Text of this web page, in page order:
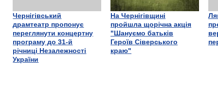
Чернігівський
драмтеатр пропонує
переглянути концертну
програму до 31-й
річниці Незалежності
України
На Чернігівщині
пройшла щорічна акція
"Шануємо батьків
Героїв Сіверського
краю"